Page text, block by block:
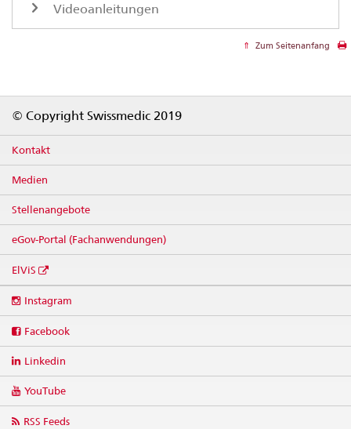
Videoanleitungen
Zum Seitenanfang
© Copyright Swissmedic 2019
Kontakt
Medien
Stellenangebote
eGov-Portal (Fachanwendungen)
ElViS
media
Instagram
Facebook
Linkedin
YouTube
RSS Feeds